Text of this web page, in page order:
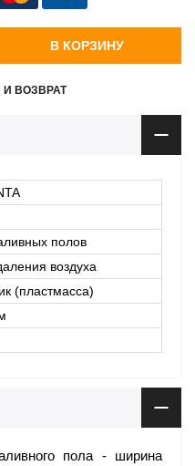
В КОРЗИНУ
И ВОЗВРАТ
полов
воздуха
(пластмасса)
пола - ширина